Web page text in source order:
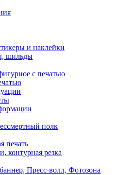
и наклейки
шильды
с печатью
полк
печать
контурная резка
Пресс-волл, Фотозона